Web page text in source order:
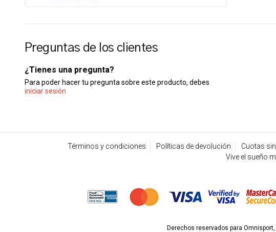
Preguntas de los clientes
¿Tienes una pregunta?
Para poder hacer tu pregunta sobre este producto, debes
iniciar sesión
Términos y condiciones Políticas de devolución Cuotas
Vive el sueño
Derechos reservados para Omnisport,